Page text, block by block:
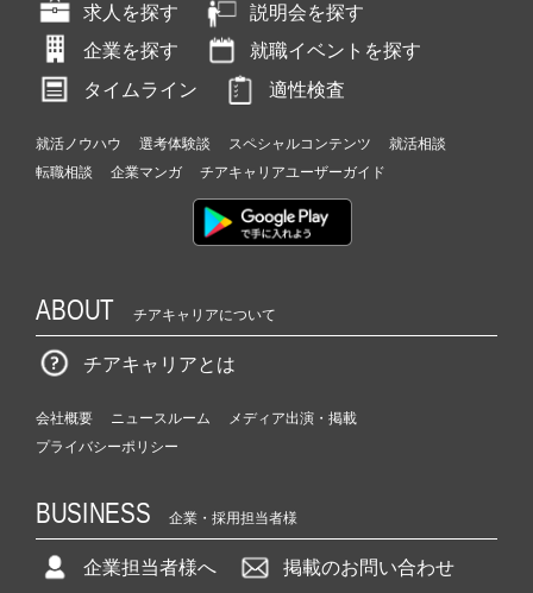
求人を探す
説明会を探す
企業を探す
就職イベントを探す
タイムライン
適性検査
就活ノウハウ 選考体験談 スペシャルコンテンツ
就活相談
転職相談
企業マンガ チアキャリアユーザーガイド
ABOUT チアキャリアについて
チアキャリアとは
会社概要 ニュースルーム
メディア出演・掲載
プライバシーポリシー
BUSINESS 企業・採用担当者様
企業担当者様へ 掲載のお問い合わせ